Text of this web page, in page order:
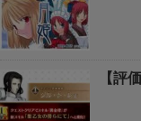
【評